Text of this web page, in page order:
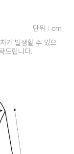
단위 : cm
가 발생할 수 있으
드립니다.